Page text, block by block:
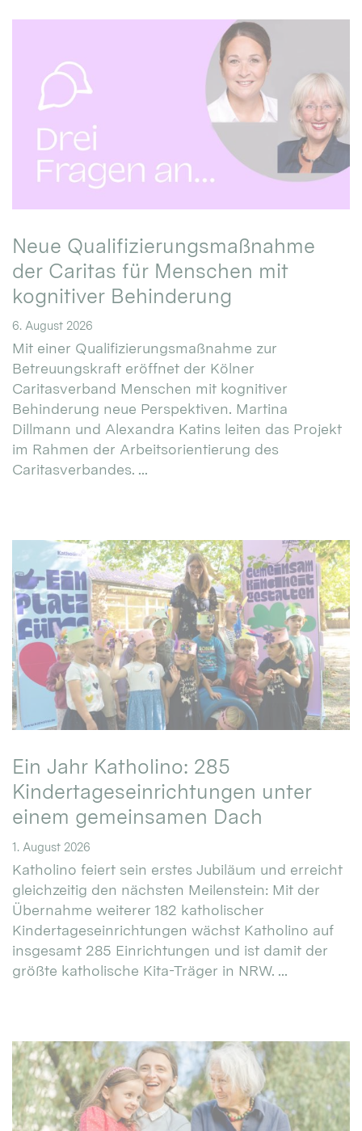
Neue Qualifizierungsmaßnahme
der Caritas für Menschen mit
kognitiver Behinderung
6. August 2026
Mit einer Qualifizierungsmaßnahme zur
Betreuungskraft eröffnet der Kölner
Caritasverband Menschen mit kognitiver
Behinderung neue Perspektiven. Martina
Dillmann und Alexandra Katins leiten das Projekt
im Rahmen der Arbeitsorientierung des
Caritasverbandes. ...
Ein Jahr Katholino: 285
Kindertageseinrichtungen unter
einem gemeinsamen Dach
1. August 2026
Katholino feiert sein erstes Jubiläum und erreicht
gleichzeitig den nächsten Meilenstein: Mit der
Übernahme weiterer 182 katholischer
Kindertageseinrichtungen wächst Katholino auf
insgesamt 285 Einrichtungen und ist damit der
größte katholische Kita-Träger in NRW. ...